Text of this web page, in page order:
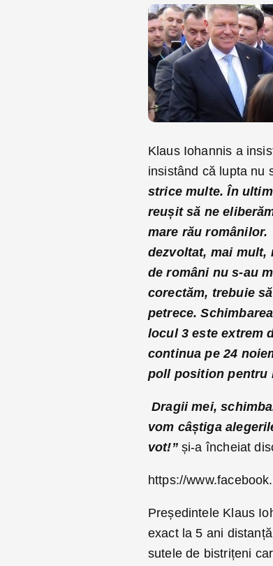
Klaus Iohannis a
insistând că lupta nu
strice multe. În
reușit să ne
mare rău
dezvoltat, mai mult,
de români nu s-au
corectăm, trebuie
petrece.
locul 3 este extrem
continua pe 24
poll position pentru
Dragii mei,
vom câștiga
vot!” și-a încheiat
https://
Președintele Klaus
exact la 5 ani
sutele de bistrițeni